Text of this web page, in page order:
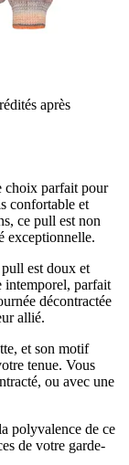
après
choix parfait pour
confortable et
ce pull est non
exceptionnelle.
est doux et
intemporel, parfait
décontractée
allié.
et son motif
tenue. Vous
ou avec une
polyvalence de ce
de votre garde-